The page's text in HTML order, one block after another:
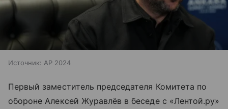
Источник: AP 2024
Первый заместитель председателя Комитета по
обороне Алексей Журавлёв в беседе с «Лентой.ру»